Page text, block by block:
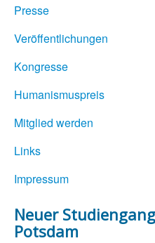
Presse
Veröffentlichungen
Kongresse
Humanismuspreis
Mitglied werden
Links
Impressum
Neuer
Potsdam